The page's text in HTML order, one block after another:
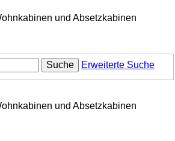
und Absetzkabinen
Suche Erweiterte Suche
und Absetzkabinen